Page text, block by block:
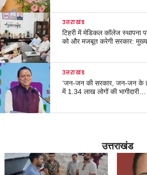
उत्तराखंड
टिहरी में मेडिकल कॉलेज स्थापना
को और मजबूत करेगी सरकार:
उत्तराखंड
‘जन-जन की सरकार, जन-जन के
में 1.34 लाख लोगों की भागीदारी…
उत्तराखंड